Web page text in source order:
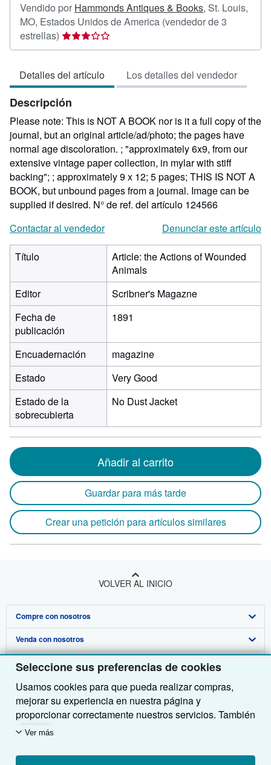
Seleccione sus preferencias de cookies
Usamos cookies para que pueda realizar compras,
mejorar su experiencia en nuestra página y
proporcionar correctamente nuestros servicios. También
utilizamos cookies para comprender el modo en que los
midiendo las visitas al sitio) y así poder realizar
Ver más
Vendido por Hammonds Antiques & Books, St. Louis,
MO, Estados Unidos de America (vendedor de 3
estrellas) Calificación
del
3
de
5
estrellas
Detalles del artículo Los detalles del vendedor
Descripción
Please note: This is NOT A BOOK nor is it a full copy of the
journal, but an original article/ad/photo; the pages have
normal age discoloration. ; "approximately 6x9, from our
extensive vintage paper collection, in mylar with stiff
backing"; ; approximately 9 x 12; 5 pages; THIS IS NOT A
BOOK, but unbound pages from a journal. Image can be
supplied if desired. N° de ref. del artículo 124566
Contactar al vendedor
Denunciar este artículo
Título
Article: the Actions of Wounded
Animals
Editor
Scribner's Magazne
Fecha de
publicación
1891
Encuadernación
magazine
Estado
Very Good
Estado de la
sobrecubierta
No Dust Jacket
Añadir al carrito
Guardar para más tarde
Crear una petición para artículos similares
VOLVER AL INICIO
Compre con nosotros
Búsqueda avanzada
Colecciones
Mi cuenta
Mis pedidos
Ver carrito
Venda con nosotros
Comenzar a vender
Únase a nuestro programa de afiliados
Recomiende un vendedor
Sobre nosotros
Sobre IberLibro
Medios
Empleo
Política de Privacidad
Obtener Ayuda
Preguntas frecuentes y guías
Atención al Cliente
Otras compañías de AbeBooks
AbeBooks.com
AbeBooks.co.uk
Siga a IberLibro